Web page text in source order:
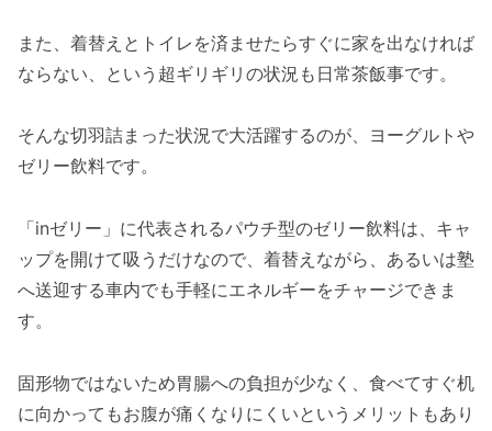
また、着替えとトイレを済ませたらすぐに家を出なければ
ならない、という超ギリギリの状況も日常茶飯事です。
そんな切羽詰まった状況で大活躍するのが、ヨーグルトや
ゼリー飲料です。
「inゼリー」に代表されるパウチ型のゼリー飲料は、キャ
ップを開けて吸うだけなので、着替えながら、あるいは塾
へ送迎する車内でも手軽にエネルギーをチャージできま
す。
固形物ではないため胃腸への負担が少なく、食べてすぐ机
に向かってもお腹が痛くなりにくいというメリットもあり